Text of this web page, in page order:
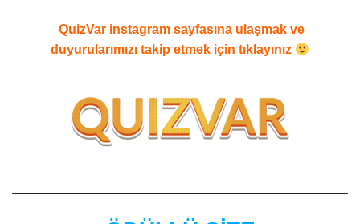
QuizVar instagram sayfasına ulaşmak ve
duyurularımızı takip etmek için tıklayınız